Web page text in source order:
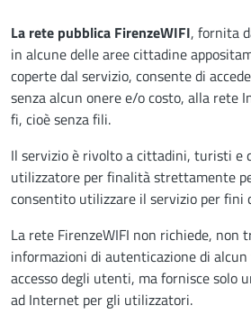
La rete pubblica FirenzeWIFI, fornita
in alcune delle aree cittadine
coperte dal servizio, consente di
senza alcun onere e/o costo, alla rete
fi, cioè senza fili.
Il servizio è rivolto a cittadini, turisti e
utilizzatore per finalità strettamente
consentito utilizzare il servizio per fini
La rete FirenzeWIFI non richiede, non
informazioni di autenticazione di
accesso degli utenti, ma fornisce solo
ad Internet per gli utilizzatori.